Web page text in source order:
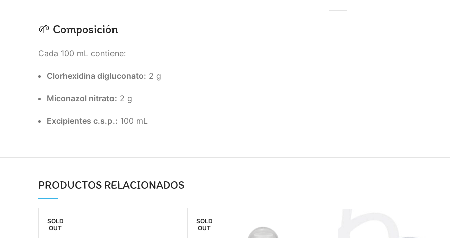
🌱 Composición
Cada 100 mL contiene:
Clorhexidina digluconato: 2 g
Miconazol nitrato: 2 g
Excipientes c.s.p.: 100 mL
PRODUCTOS RELACIONADOS
SOLD
OUT
SOLD
OUT